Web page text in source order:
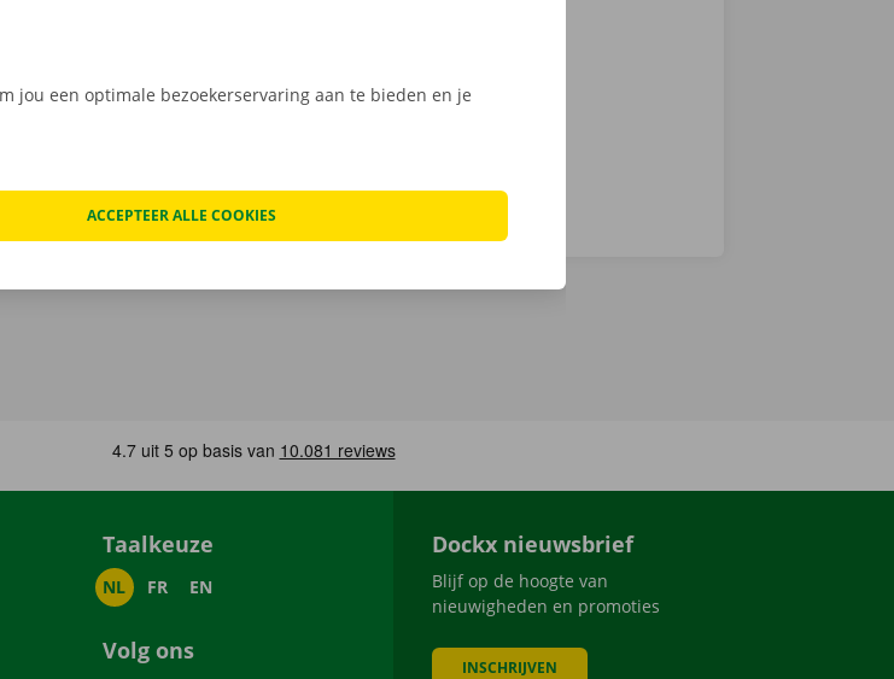
de app voor
Taalkeuze
NL FR EN
Volg ons
Dockx nieuwsbrief
Blijf op de hoogte van
nieuwigheden en promoties
INSCHRIJVEN
jou een optimale bezoekerservaring aan te bieden en je
ACCEPTEER ALLE COOKIES